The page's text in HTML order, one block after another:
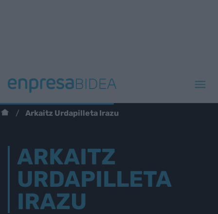
Arkaitz Urdapilleta Irazu
ARKAITZ
URDAPILLETA
IRAZU